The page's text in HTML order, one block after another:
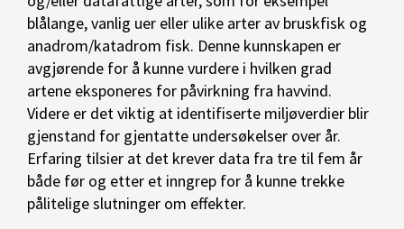
blålange, vanlig uer eller ulike arter av bruskfisk og
anadrom/katadrom fisk. Denne kunnskapen er
avgjørende for å kunne vurdere i hvilken grad
artene eksponeres for påvirkning fra havvind.
Videre er det viktig at identifiserte miljøverdier blir
gjenstand for gjentatte undersøkelser over år.
Erfaring tilsier at det krever data fra tre til fem år
både før og etter et inngrep for å kunne trekke
pålitelige slutninger om effekter.